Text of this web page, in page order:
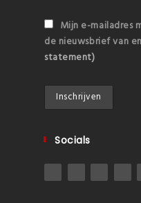
Mijn e-mailadres
de nieuwsbrief van
statement)
Socials